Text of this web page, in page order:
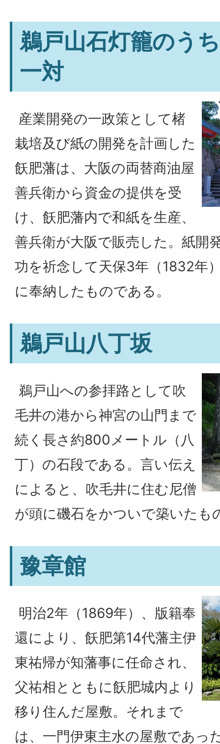
鵜戸山石灯籠のう
一対
産業開発の一政策として楮
栽培及び紙の開発を計画した
飫肥藩は、大阪の両替商油屋
善兵衛から資金の提供を受
け、飫肥藩内で和紙を生産、
善兵衛が大阪で販売した。紙開
功を祈念して天保3年（1832年
に奉納したものである。
鵜戸山八丁坂
鵜戸山への参拝路として吹
毛井の港から神宮の山門まで
続く長さ約800メートル（八
丁）の石段である。言い伝え
によると、吹毛井に住む尼僧
が頭に磯石をかついで築いたも
豫章館
明治2年（1869年）、版籍奉
還により、飫肥第14代藩主伊
東祐帰が知藩事に任命され、
父祐相とともに飫肥城内より
移り住んだ屋敷。それまで
は、一門伊東主水の屋敷であっ